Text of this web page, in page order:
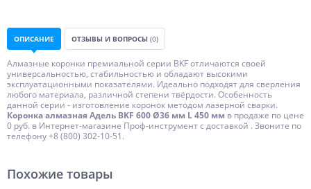
ОПИСАНИЕ ОТЗЫВЫ И ВОПРОСЫ (0)
Алмазные коронки премиальной серии BKF отличаются своей
универсальностью, стабильностью и обладают высокими
эксплуатационными показателями. Идеально подходят для сверления
любого материала, различной степени твёрдости. Особенность
данной серии - изготовление коронок методом лазерной сварки.
Коронка алмазная Адель BKF 600 Ø36 мм L 450 мм в продаже по цене
0 руб. в Интернет-магазине Проф-инструмент с доставкой . Звоните по
телефону +8 (800) 302-10-51.
Похожие товары